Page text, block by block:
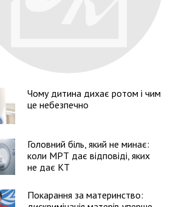
Чому дитина дихає ротом і чим
це небезпечно
Головний біль, який не минає:
коли МРТ дає відповіді, яких
не дає КТ
Покарання за материнство: